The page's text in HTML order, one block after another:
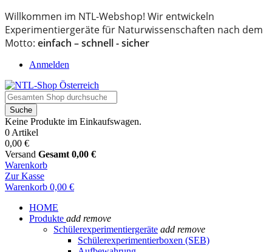
Willkommen im NTL-Webshop! Wir entwickeln
Experimentiergeräte für Naturwissenschaften nach dem
Motto: einfach – schnell - sicher
Anmelden
Suche
Keine Produkte im Einkaufswagen.
0 Artikel
0,00 €
Versand Gesamt 0,00 €
Warenkorb
Zur Kasse
Warenkorb 0,00 €
HOME
Produkte add remove
Schülerexperimentiergeräte add remove
Schülerexperimentierboxen (SEB)